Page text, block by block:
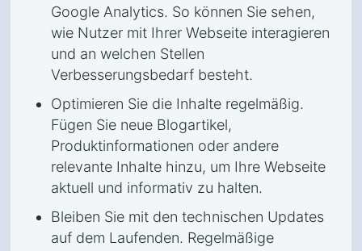
Google Analytics. So können Sie sehen,
wie Nutzer mit Ihrer Webseite interagieren
und an welchen Stellen
Verbesserungsbedarf besteht.
Optimieren Sie die Inhalte regelmäßig.
Fügen Sie neue Blogartikel,
Produktinformationen oder andere
relevante Inhalte hinzu, um Ihre Webseite
aktuell und informativ zu halten.
Bleiben Sie mit den technischen Updates
auf dem Laufenden. Regelmäßige